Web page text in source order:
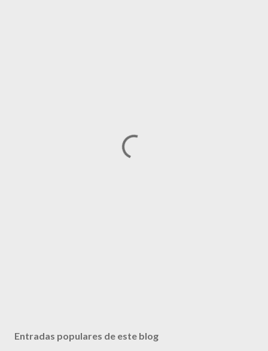
Entradas populares de este blog